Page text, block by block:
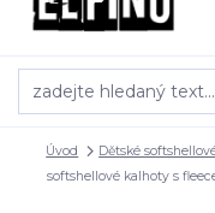
Úvod Dětské
softshellové kalhoty s